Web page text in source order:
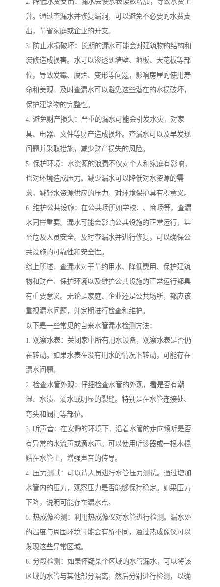
2. 降低水费支出：漏水会使水表读数增加，导致水费上
升。通过查漏水并修复漏洞，可以避免不必要的水费支
出，节省家庭或企业的开支。
3. 防止水损破坏：长期的漏水可能会对建筑物的结构和
装修造成损害。水可以渗透到墙壁、地板、天花板等部
位，导致发霉、腐烂、变形等问题，影响房屋的使用寿
命和美观。及时查漏水可以避免这些潜在的水损破坏，
保护建筑物的完整性。
4. 避免财产损失：严重的漏水可能会引发水灾，对家
具、电器、文件等财产造成损坏。查漏水可以及早发现
问题并采取措施，减少财产损失的风险。
5. 保护环境：水资源的浪费不仅对个人和家庭有影响，
也对环境造成压力。减少漏水可以降低对水资源的需
求，减轻水资源供应的压力，对环境保护具有积意义。
6. 维护公共设施：在公共场所如学校、、商场等，查漏
水同样重要。漏水可能会影响公共设施的正常运行，甚
至危及人员安全。及时查漏水并进行修复，可以确保公
共设施的可靠性和安全性。
综上所述，查漏水对于节约用水、降低费用、保护建筑
物和财产、保护环境以及维护公共设施的正常运行都具
有重要意义。无论是家庭、企业还是公共场所，都应该
重视漏水问题，并定期进行检查和维护。
以下是一些常见的自来水管漏水检测方法：
1. 观察水表：关闭家中所有用水设备，观察水表是否仍
在转动。如果水表在没有用水的情况下转动，可能存在
漏水问题。
2. 检查水管外观：仔细检查水管的外观，看是否有潮
湿、水渍、滴水或明显的裂缝。特别是在水管连接处、
弯头和阀门等部位。
3. 听声音：在安静的环境下，沿着水管的走向倾听是否
有异常的水流声或滴水声。可以使用听诊器或一根木棍
贴在水管上，增强声音的传导。
4. 压力测试：可以请人员进行水管压力测试。通过增加
水管内的压力，观察压力是否能够保持稳定。如果压力
下降，说明可能存在漏水点。
5. 热成像检测：利用热成像仪对水管进行检测。漏水处
的温度与周围环境可能会有所不同，通过热成像仪可以
发现这些异常区域。
6. 分段检测：如果怀疑某个区域的水管漏水，可以将该
区域的水管与其他部分隔离，然后分别进行检测，以确